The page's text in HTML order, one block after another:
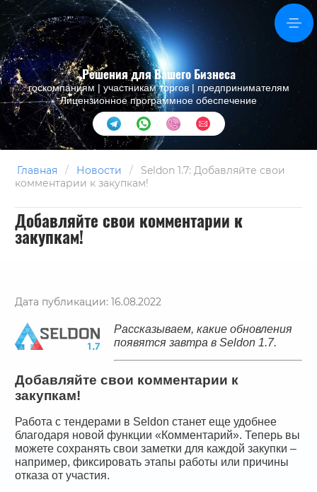
Решения для Вашего Бизнеса
госкомпаниям | участникам торгов | предпринимателям
Лицензионное программное обеспечение
Главная / Новости /
Seldon 1.7: Добавляйте свои
комментарии к закупкам!
Добавляйте свои комментарии к
закупкам!
Дата публикации: 16.08.2022
Рассказываем, какие обновления
появятся завтра в Seldon 1.7.
Добавляйте свои комментарии к
закупкам!
Работа с тендерами в Seldon станет еще удобнее
благодаря новой функции «Комментарий». Теперь вы
можете сохранять свои заметки для каждой закупки –
например, фиксировать этапы работы или причины
отказа от участия.